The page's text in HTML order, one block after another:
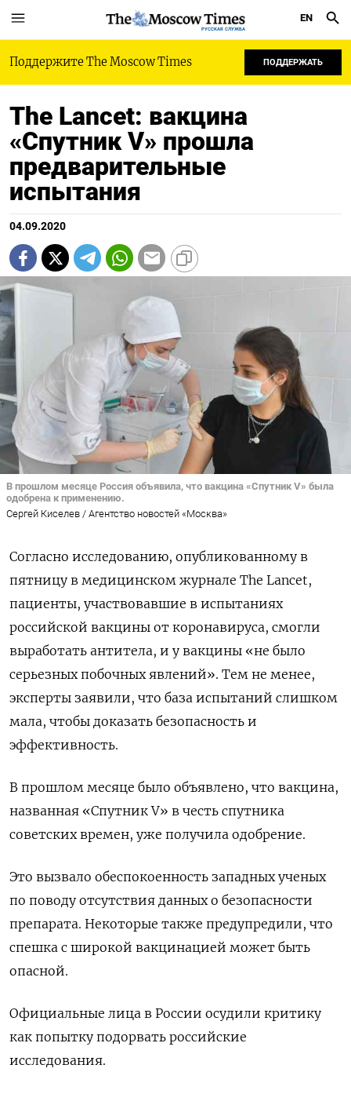
РУССКАЯ СЛУЖБА
EN
Поддержите The Moscow Times ПОДДЕРЖАТЬ
The Lancet: вакцина
«Спутник V» прошла
предварительные
испытания
04.09.2020
В прошлом месяце Россия объявила, что вакцина «Спутник V» была
одобрена к применению.
Сергей Киселев / Агентство новостей «Москва»
Согласно исследованию, опубликованному в
пятницу в медицинском журнале The Lancet,
пациенты, участвовавшие в испытаниях
российской вакцины от коронавируса, смогли
выработать антитела, и у вакцины «не было
серьезных побочных явлений». Тем не менее,
эксперты заявили, что база испытаний слишком
мала, чтобы доказать безопасность и
эффективность.
В прошлом месяце было объявлено, что вакцина,
названная «Спутник V» в честь спутника
советских времен, уже получила одобрение.
Это вызвало обеспокоенность западных ученых
по поводу отсутствия данных о безопасности
препарата. Некоторые также предупредили, что
спешка с широкой вакцинацией может быть
опасной.
Официальные лица в России осудили критику
как попытку подорвать российские
исследования.